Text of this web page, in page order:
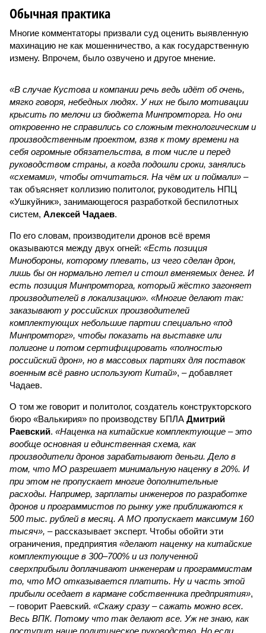
Обычная практика
Многие комментаторы призвали суд оценить выявленную
махинацию не как мошенничество, а как государственную
измену. Впрочем, было озвучено и другое мнение.
«В случае Кустова и компании речь ведь идёт об очень,
мягко говоря, небедных людях. У них не было мотивации
крысить по мелочи из бюджета Минпромторга. Но они
откровенно не справились со сложным технологическим и
производственным проектом, взяв к тому времени на
себя огромные обязательства, в том числе и перед
руководством страны, а когда подошли сроки, занялись
«схемами», чтобы отчитаться. На чём их и поймали» –
так объясняет коллизию политолог, руководитель НПЦ
«Ушкуйник», занимающегося разработкой беспилотных
систем, Алексей Чадаев.
По его словам, производители дронов всё время
оказываются между двух огней: «Есть позиция
Минобороны, которому плевать, из чего сделан дрон,
лишь бы он нормально летел и стоил вменяемых денег. И
есть позиция Минпромторга, который жёстко загоняет
производителей в локализацию». «Многие делают так:
заказывают у российских производителей
комплектующих небольшие партии специально «под
Минпромторг», чтобы показать на выставке или
полигоне и потом сертифицировать «полностью
российский дрон», но в массовых партиях для поставок
военным всё равно используют Китай», – добавляет
Чадаев.
О том же говорит и политолог, создатель конструкторского
бюро «Валькирия» по производству БПЛА Дмитрий
Раевский. «Наценка на китайские комплектующие – это
вообще основная и единственная схема, как
производители дронов зарабатывают деньги. Дело в
том, что МО разрешает минимальную наценку в 20%. И
при этом не пропускает многие дополнительные
расходы. Например, зарплаты инженеров по разработке
дронов и программистов по рынку уже приближаются к
500 тыс. рублей в месяц. А МО пропускает максимум 160
тысяч», – рассказывает эксперт. Чтобы обойти эти
ограничения, предприятия «делают наценку на китайские
комплектующие в 300–700% и из полученной
сверхприбыли доплачивают инженерам и программистам
то, что МО отказывается платить. Ну и часть этой
прибыли оседает в кармане собственника предприятия»,
– говорит Раевский. «Скажу сразу – сажать можно всех.
Весь ВПК. Потому что так делают все. Уж не знаю, как
поступит наше политическое руководство. Но если